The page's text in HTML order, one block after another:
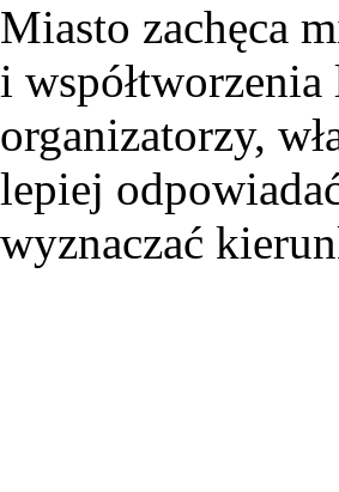
Miasto zachęca
i
organizatorzy,
lepiej
wyznaczać